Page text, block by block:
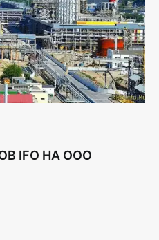
IFO НА ООО